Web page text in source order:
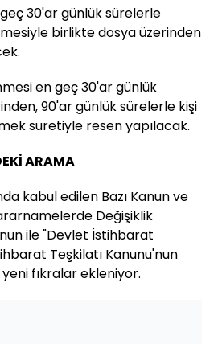
30'ar günlük sürelerle
birlikte dosya üzerinden
en geç 30'ar günlük
90'ar günlük sürelerle kişi
suretiyle resen yapılacak.
ARAMA
kabul edilen Bazı Kanun ve
Değişiklik
ile "Devlet İstihbarat
Teşkilatı Kanunu'nun
fıkralar ekleniyor.